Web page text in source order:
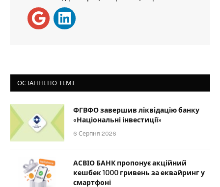
ОСТАННІ ПО ТЕМІ
ФГВФО завершив ліквідацію банку
«Національні інвестиції»
6 Серпня 2026
АСВІО БАНК пропонує акційний
кешбек 1000 гривень за еквайринг у
смартфоні